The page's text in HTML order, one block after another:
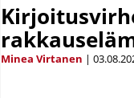
Minea Virtanen |